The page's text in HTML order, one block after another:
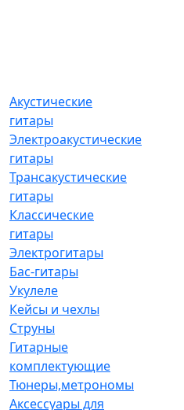
Акустические
гитары
Электроакустические
гитары
Трансакустические
гитары
Классические
гитары
Электрогитары
Бас-гитары
Укулеле
Кейсы и чехлы
Струны
Гитарные
комплектующие
Тюнеры,метрономы
Аксессуары для